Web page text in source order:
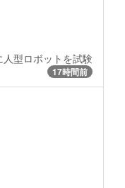
型ロボットを試験
17時間前